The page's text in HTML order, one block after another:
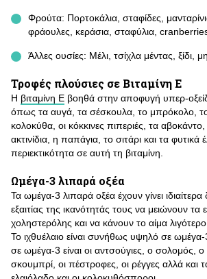
Φρούτα: Πορτοκάλια, σταφίδες,
φράουλες, κεράσια, σταφύλια,
Άλλες ουσίες: Μέλι, τσίχλα μέντας, ξίδι,
Τροφές πλούσιες σε Βιταμίνη Ε
Η βιταμίνη Ε βοηθά στην αποφυγή υπερ-
όπως τα αυγά, τα σέσκουλα, το μπρόκολο,
κολοκύθα, οι κόκκινες πιπεριές, τα
ακτινίδια, η παπάγια, το σιτάρι και τα φυτικά
περιεκτικότητα σε αυτή τη βιταμίνη.
Ωμέγα-3 λιπαρά οξέα
Τα ωμέγα-3 λιπαρά οξέα έχουν γίνει
εξαιτίας της ικανότητάς τους να μειώνουν τα
χοληστερόλης και να κάνουν το αίμα
Το ιχθυέλαιο είναι συνήθως υψηλό σε
σε ωμέγα-3 είναι οι αντσούγιες, ο σολομός,
σκουμπρί, οι πέστροφες, οι ρέγγες αλλά και